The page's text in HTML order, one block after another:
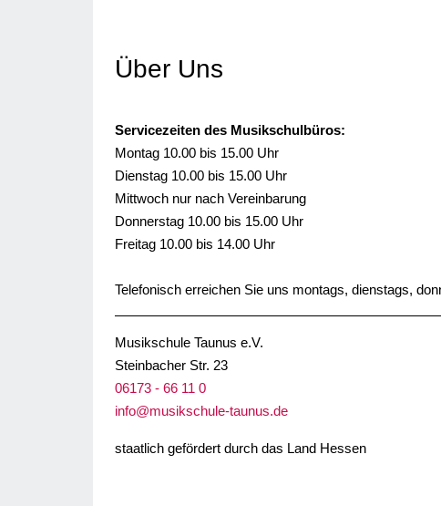
Über Uns
Servicezeiten des Musikschulbüros:
Montag 10.00 bis 15.00 Uhr
Dienstag 10.00 bis 15.00 Uhr
Mittwoch nur nach Vereinbarung
Donnerstag 10.00 bis 15.00 Uhr
Freitag 10.00 bis 14.00 Uhr
Telefonisch erreichen Sie uns montags, dienstags,
Musikschule Taunus e.V.
Steinbacher Str. 23
06173 - 66 11 0
info@musikschule-taunus.de
staatlich gefördert durch das Land Hessen